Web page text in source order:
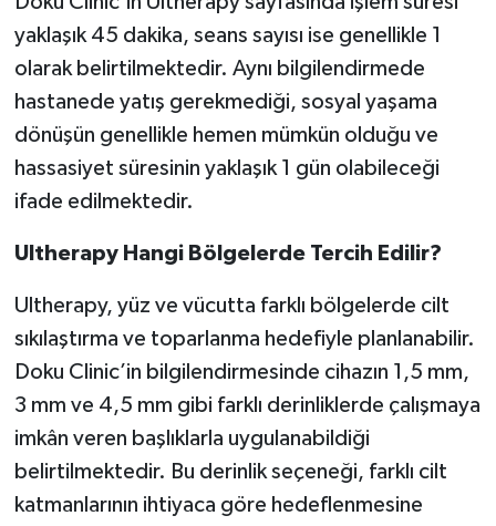
yaklaşık 45 dakika, seans sayısı ise genellikle 1
olarak belirtilmektedir. Aynı bilgilendirmede
hastanede yatış gerekmediği, sosyal yaşama
dönüşün genellikle hemen mümkün olduğu ve
hassasiyet süresinin yaklaşık 1 gün olabileceği
ifade edilmektedir.
Ultherapy Hangi Bölgelerde Tercih Edilir?
Ultherapy, yüz ve vücutta farklı bölgelerde cilt
sıkılaştırma ve toparlanma hedefiyle planlanabilir.
Doku Clinic’in bilgilendirmesinde cihazın 1,5 mm,
3 mm ve 4,5 mm gibi farklı derinliklerde çalışmaya
imkân veren başlıklarla uygulanabildiği
belirtilmektedir. Bu derinlik seçeneği, farklı cilt
katmanlarının ihtiyaca göre hedeflenmesine